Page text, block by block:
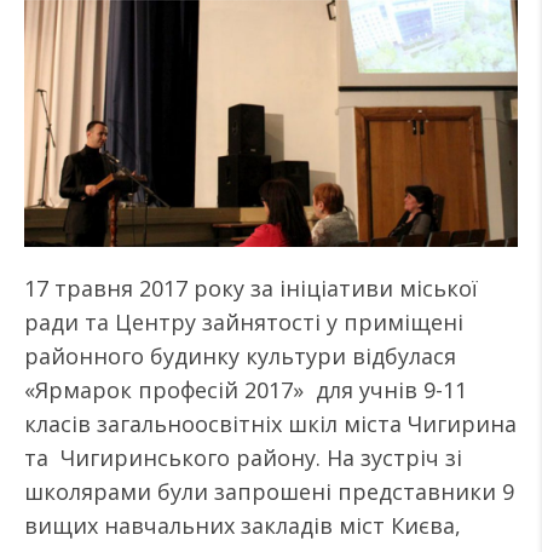
17 травня 2017 року за ініціативи міської
ради та Центру зайнятості у приміщені
районного будинку культури відбулася
«Ярмарок професій 2017» для учнів 9-11
класів загальноосвітніх шкіл міста Чигирина
та Чигиринського району. На зустріч зі
школярами були запрошені представники 9
вищих навчальних закладів міст Києва,